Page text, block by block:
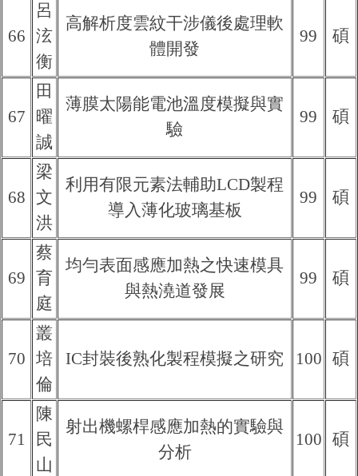
66
呂
泫
衡
高解析度雲紋干涉儀後處理軟
體開發
99 碩
67
田
曜
誠
薄膜太陽能電池溫度模擬與實
驗
99 碩
68
梁
文
洪
利用有限元素法輔助LCD製程
導入薄化玻璃基板
99 碩
69
蔡
育
庭
均勻表面感應加熱之快速模具
與熱澆道發展
99 碩
70
叢
培
倫
IC封裝後熟化製程模擬之研究 100 碩
71
陳
民
山
射出機螺桿感應加熱的實驗與
分析
100 碩